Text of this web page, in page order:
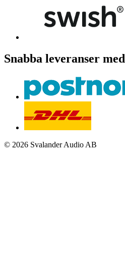
Snabba leveranser med
© 2026 Svalander Audio AB